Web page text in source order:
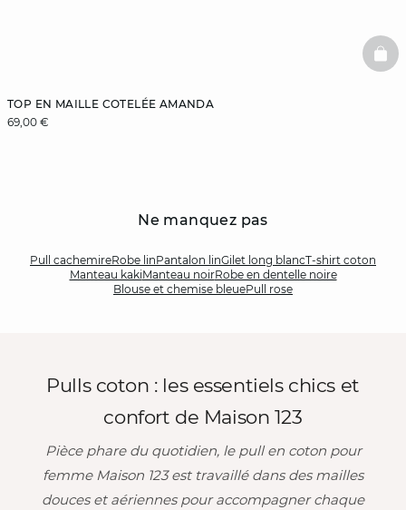
TOP EN MAILLE COTELÉE AMANDA
69,00 €
Ne manquez pas
Pull cachemireRobe linPantalon linGilet long blancT-shirt coton
Manteau kakiManteau noirRobe en dentelle noire
Blouse et chemise bleuePull rose
Pulls coton : les essentiels chics et
confort de Maison 123
Pièce phare du quotidien, le pull en coton pour
femme Maison 123 est travaillé dans des mailles
douces et aériennes pour accompagner chaque